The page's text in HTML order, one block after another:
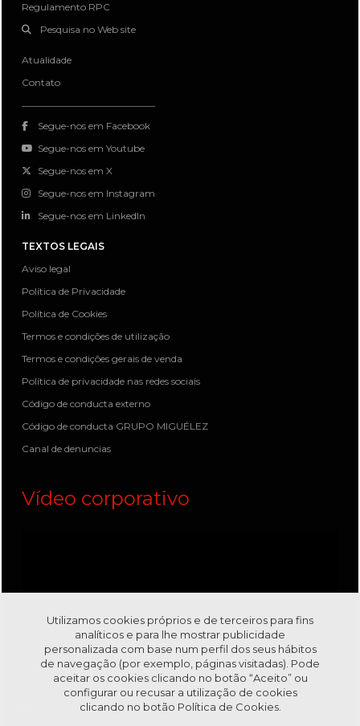
Regulamento RPC
Pesquisa no Web site
Atualidade
Contato
Segue-nos em Facebook
Segue-nos em Youtube
Segue-nos em X
Segue-nos em Instagram
Segue-nos em LinkedIn
TEXTOS LEGAIS
Aviso legal
Política de Privacidade
Política de Cookies
Termos e condições de utilização
Termos e condições gerais de venda
Política de privacidade nas redes sociais
Código de conducta externo
Código de conducta GRUPO MIGUÉLEZ
Canal de denuncias
Vídeo corporativo
Utilizamos cookies próprios e de terceiros para fins
analíticos e para lhe mostrar publicidade
personalizada com base num perfil dos seus hábitos
de navegação (por exemplo, páginas visitadas). Pode
aceitar os cookies clicando no botão “Aceito” ou
configurar ou recusar a utilização de cookies
clicando no botão Política de Cookies.